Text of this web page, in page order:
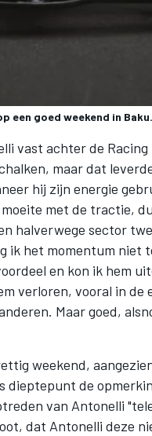
een goed weekend in Baku.
vast achter de Racing
maar dat
hij zijn energie
met de tractie,
halverwege sector
het momentum niet
en kon ik hem
verloren, vooral in de
Maar goed,
weekend,
de
van Antonelli
dat Antonelli deze